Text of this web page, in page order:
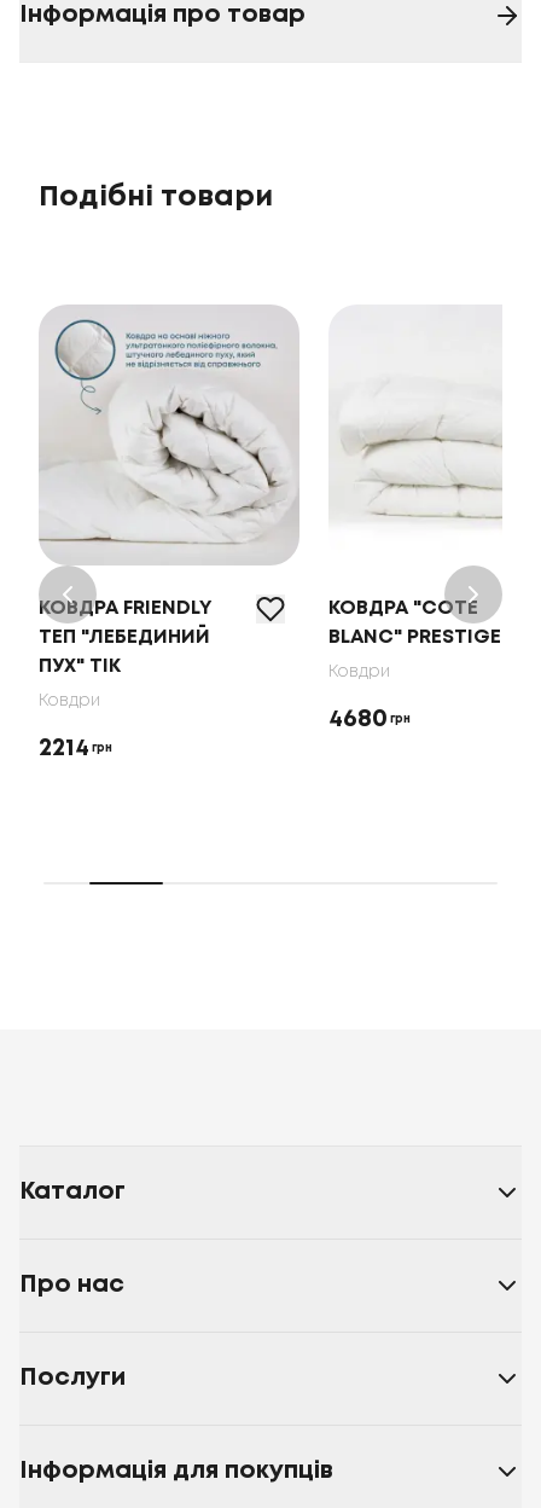
Інформація про товар
Подібні товари
КОВДРА FRIENDLY
ТЕП "ЛЕБЕДИНИЙ
ПУХ" ТІК
Ковдри
2214 грн
КОВДРА "COTE
BLANC" PRESTIGE
Ковдри
4680 грн
Каталог
Про нас
Послуги
Інформація для покупців